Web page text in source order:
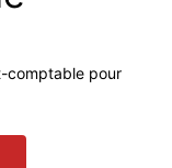
comptable pour